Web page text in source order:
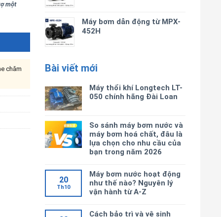
Máy bơm dẫn động từ MPX-
452H
Bài viết mới
Máy thổi khí Longtech LT-
050 chính hãng Đài Loan
So sánh máy bơm nước và
máy bơm hoá chất, đâu là
lựa chọn cho nhu cầu của
bạn trong năm 2026
20
Th10
Máy bơm nước hoạt động
như thế nào? Nguyên lý
vận hành từ A-Z
Cách bảo trì và vệ sinh
một
chăm